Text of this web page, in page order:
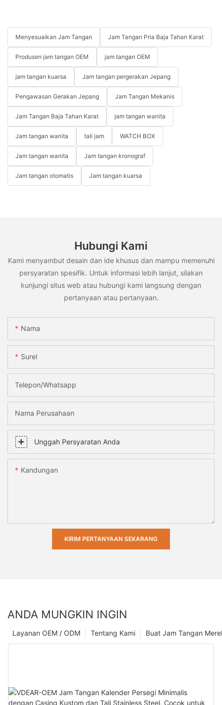
Menyesuaikan Jam Tangan Jam Tangan Pria Baja Tahan Karat
Produsen jam tangan OEM jam tangan OEM
jam tangan kuarsa Jam tangan pergerakan Jepang
Pengawasan Gerakan Jepang Jam Tangan Mekanis
Jam Tangan Baja Tahan Karat jam tangan wanita
Jam tangan wanita tali jam WATCH BOX
Jam tangan wanita Jam tangan kronograf
Jam tangan otomatis Jam tangan kuarsa
Hubungi Kami
Kami menyambut desain dan ide khusus dan mampu memenuhi
persyaratan spesifik. Untuk informasi lebih lanjut, silakan
kunjungi situs web atau hubungi kami langsung dengan
pertanyaan atau pertanyaan.
Nama
Surel
Telepon/whatsapp
Nama Perusahaan
Unggah Persyaratan Anda
Kandungan
KIRIM PERTANYAAN SEKARANG
ANDA MUNGKIN INGIN
Buat Jam Tangan
Tentang Kami
Layanan OEM / ODM